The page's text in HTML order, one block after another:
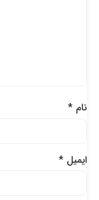
نام*
ایمیل*